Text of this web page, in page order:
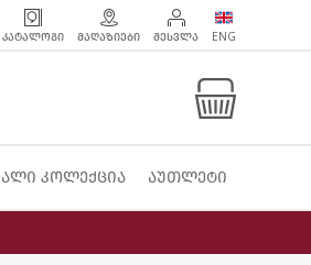
ᲙᲐᲢᲐᲚᲝᲒᲘ ᲛᲐᲦᲐᲖᲘᲔᲑᲘ ᲨᲔᲡᲕᲚᲐ ENG
კოლექცია აუთლეტი